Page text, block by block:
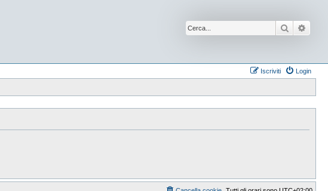
Cerca
Login
Iscriviti